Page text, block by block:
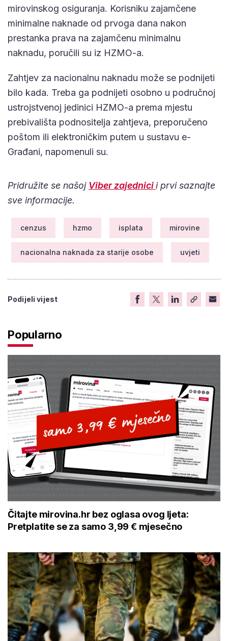
mirovinskog osiguranja. Korisniku zajamčene
minimalne naknade od prvoga dana nakon
prestanka prava na zajamčenu minimalnu
naknadu, poručili su iz HZMO-a.
Zahtjev za nacionalnu naknadu može se podnijeti
bilo kada. Treba ga podnijeti osobno u područnoj
ustrojstvenoj jedinici HZMO-a prema mjestu
prebivališta podnositelja zahtjeva, preporučeno
poštom ili elektroničkim putem u sustavu e-
Građani, napomenuli su.
Pridružite se našoj Viber zajednicii prvi saznajte
sve informacije.
cenzus hzmo isplata mirovine
nacionalna naknada za starije osobe uvjeti
Podijeli vijest
Popularno
Čitajte mirovina.hr bez oglasa ovog ljeta:
Pretplatite se za samo 3,99 € mjesečno